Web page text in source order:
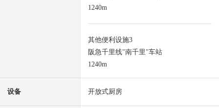
1240m
其他便利设施3
阪急千里线"南千里"车站
1240m
设备 开放式厨房